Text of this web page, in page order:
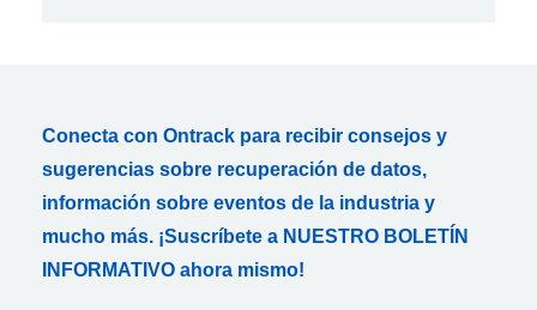
Conecta con Ontrack para recibir consejos y
sugerencias sobre recuperación de datos,
información sobre eventos de la industria y
mucho más. ¡Suscríbete a NUESTRO BOLETÍN
INFORMATIVO ahora mismo!